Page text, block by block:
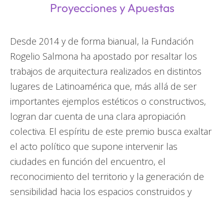
Proyecciones y Apuestas
Desde 2014 y de forma bianual, la Fundación
Rogelio Salmona ha apostado por resaltar los
trabajos de arquitectura realizados en distintos
lugares de Latinoamérica que, más allá de ser
importantes ejemplos estéticos o constructivos,
logran dar cuenta de una clara apropiación
colectiva. El espíritu de este premio busca exaltar
el acto político que supone intervenir las
ciudades en función del encuentro, el
reconocimiento del territorio y la generación de
sensibilidad hacia los espacios construidos y